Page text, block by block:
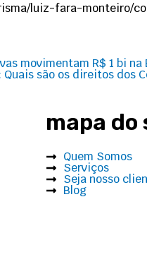
luiz-fara-monteiro/
movimentam R$ 1 bi
são os direitos dos
mapa do
Quem Somos
Serviços
Seja nosso
Blog